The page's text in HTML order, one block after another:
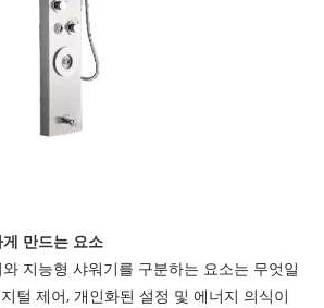
만드는 요소
지능형 샤워기를 구분하는 요소는 무엇일
털 제어, 개인화된 설정 및 에너지 의식이